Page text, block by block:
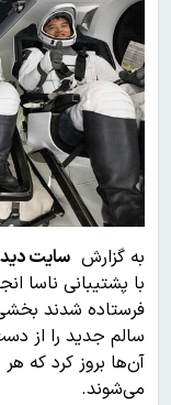
به گزارش سایت
با پشتیبانی ناسا
فرستاده شدند
سالم جدید را از
آن‌ها بروز کرد که
می‌شوند.